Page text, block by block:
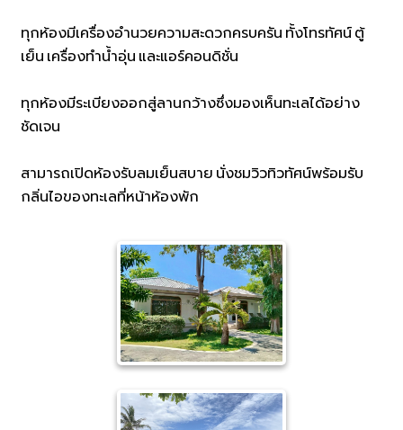
ทุกห้องมีเครื่องอำนวยความสะดวกครบครัน ทั้งโทรทัศน์ ตู้
เย็น เครื่องทำน้ำอุ่น และแอร์คอนดิชั่น
ทุกห้องมีระเบียงออกสู่ลานกว้างซึ่งมองเห็นทะเลได้อย่าง
ชัดเจน
สามารถเปิดห้องรับลมเย็นสบาย นั่งชมวิวทิวทัศน์พร้อมรับ
กลิ่นไอของทะเลที่หน้าห้องพัก